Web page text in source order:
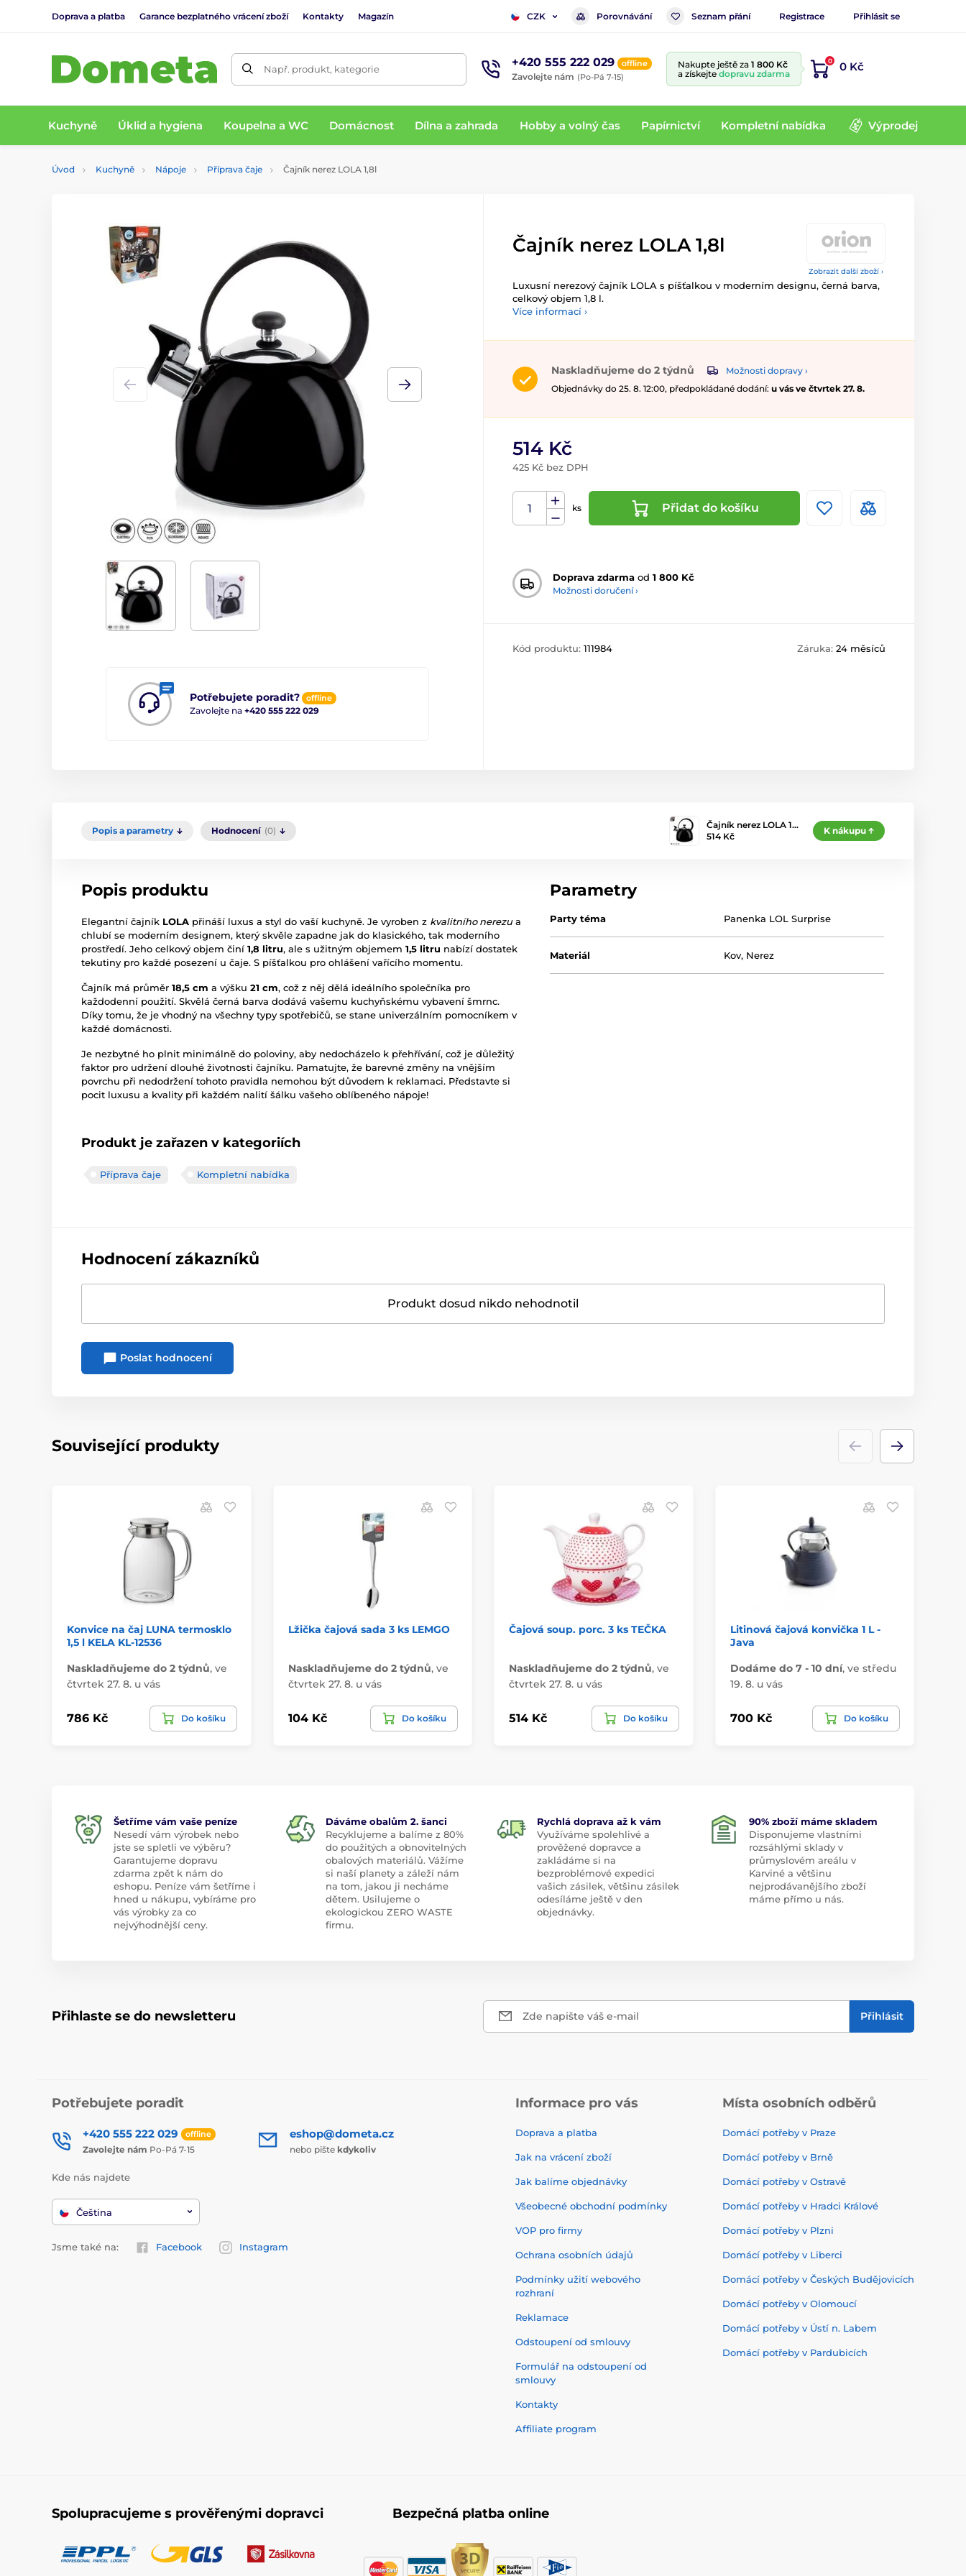
Doprava a platba Garance bezplatného vrácení zboží Kontakty Magazín CZK Porovnávání Seznam přání Registrace Přihlásit se
Např. produkt, kategorie +420 555 222 029 offline
Zavolejte nám (Po-Pá 7-15)
Nakupte ještě za 1 800 Kč
a získejte dopravu zdarma
0 0 Kč
Kuchyně Úklid a hygiena Koupelna a WC Domácnost Dílna a zahrada Hobby a volný čas Papírnictví Kompletní nabídka Výprodej
Úvod Kuchyně Nápoje Příprava čaje Čajník nerez LOLA 1,8l
Zobrazit další zboží ›
Potřebujete poradit? offline
Zavolejte na +420 555 222 029
Čajník nerez LOLA 1,8l
Luxusní nerezový čajník LOLA s píšťalkou v moderním designu, černá barva,
celkový objem 1,8 l.
Více informací ›
Naskladňujeme do 2 týdnů
Možnosti dopravy ›
Objednávky do 25. 8. 12:00, předpokládané dodání: u vás ve čtvrtek 27. 8.
514 Kč
425 Kč bez DPH
ks Přidat do košíku
Doprava zdarma od 1 800 Kč
Možnosti doručení ›
Kód produktu: 111984 Záruka: 24 měsíců
Popis a parametry Hodnocení (0)
Čajník nerez LOLA 1…
514 Kč
K nákupu
Popis produktu
Elegantní čajník LOLA přináší luxus a styl do vaší kuchyně. Je vyroben z kvalitního nerezua
chlubí se moderním designem, který skvěle zapadne jak do klasického, tak moderního
prostředí. Jeho celkový objem činí 1,8 litru, ale s užitným objemem 1,5 litru nabízí dostatek
tekutiny pro každé posezení u čaje. S píšťalkou pro ohlášení vařícího momentu.
Čajník má průměr 18,5 cm a výšku 21 cm, což z něj dělá ideálního společníka pro
každodenní použití. Skvělá černá barva dodává vašemu kuchyňskému vybavení šmrnc.
Díky tomu, že je vhodný na všechny typy spotřebičů, se stane univerzálním pomocníkem v
každé domácnosti.
Je nezbytné ho plnit minimálně do poloviny, aby nedocházelo k přehřívání, což je důležitý
faktor pro udržení dlouhé životnosti čajníku. Pamatujte, že barevné změny na vnějším
povrchu při nedodržení tohoto pravidla nemohou být důvodem k reklamaci. Představte si
pocit luxusu a kvality při každém nalití šálku vašeho oblíbeného nápoje!
Produkt je zařazen v kategoriích
Příprava čaje Kompletní nabídka
Parametry
Party téma Panenka LOL Surprise
Materiál Kov, Nerez
Hodnocení zákazníků
Produkt dosud nikdo nehodnotil
Poslat hodnocení
Související produkty
Konvice na čaj LUNA termosklo
1,5 l KELA KL-12536
Naskladňujeme do 2 týdnů, ve
čtvrtek 27. 8. u vás
786 Kč Do košíku
Lžička čajová sada 3 ks LEMGO
Naskladňujeme do 2 týdnů, ve
čtvrtek 27. 8. u vás
104 Kč Do košíku
Čajová soup. porc. 3 ks TEČKA
Naskladňujeme do 2 týdnů, ve
čtvrtek 27. 8. u vás
514 Kč Do košíku
Litinová čajová konvička 1 L -
Java
Dodáme do 7 - 10 dní, ve středu
19. 8. u vás
700 Kč Do košíku
Šetříme vám vaše peníze
Nesedí vám výrobek nebo
jste se spletli ve výběru?
Garantujeme dopravu
zdarma zpět k nám do
eshopu. Peníze vám šetříme i
hned u nákupu, vybíráme pro
vás výrobky za co
nejvýhodnější ceny.
Dáváme obalům 2. šanci
Recyklujeme a balíme z 80%
do použitých a obnovitelných
obalových materiálů. Vážíme
si naší planety a záleží nám
na tom, jakou ji necháme
dětem. Usilujeme o
ekologickou ZERO WASTE
firmu.
Rychlá doprava až k vám
Využíváme spolehlivé a
prověžené dopravce a
zakládáme si na
bezproblémové expedici
vašich zásilek, většinu zásilek
odesíláme ještě v den
objednávky.
90% zboží máme skladem
Disponujeme vlastními
rozsáhlými sklady v
průmyslovém areálu v
Karviné a většinu
nejprodávanějšího zboží
máme přímo u nás.
Přihlaste se do newsletteru Zde napište váš e-mail Přihlásit
Potřebujete poradit
+420 555 222 029 offline
Zavolejte nám Po-Pá 7-15
eshop@dometa.cz
nebo pište kdykoliv
Kde nás najdete
Čeština
Jsme také na: Facebook Instagram
Informace pro vás
Doprava a platba
Jak na vrácení zboží
Jak balíme objednávky
Všeobecné obchodní podmínky
VOP pro firmy
Ochrana osobních údajů
Podmínky užití webového
rozhraní
Reklamace
Odstoupení od smlouvy
Formulář na odstoupení od
smlouvy
Kontakty
Affiliate program
Místa osobních odběrů
Domácí potřeby v Praze
Domácí potřeby v Brně
Domácí potřeby v Ostravě
Domácí potřeby v Hradci Králové
Domácí potřeby v Plzni
Domácí potřeby v Liberci
Domácí potřeby v Českých Budějovicích
Domácí potřeby v Olomoucí
Domácí potřeby v Ústí n. Labem
Domácí potřeby v Pardubicích
Spolupracujeme s prověřenými dopravci Bezpečná platba online